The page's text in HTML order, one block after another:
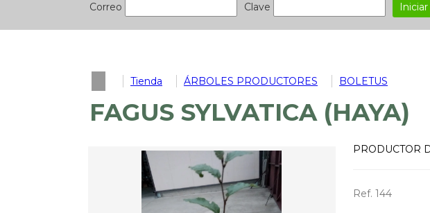
Correo Clave
Tienda ÁRBOLES PRODUCTORES BOLETUS
FAGUS SYLVATICA (HAYA)
PRODUCTOR
Ref. 144